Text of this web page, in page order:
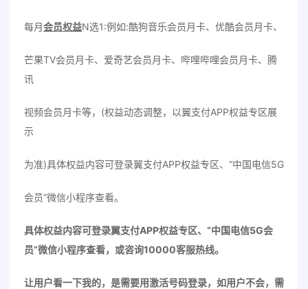
每月会员权益N选1:例如:酷狗音乐会员月卡、优酷会员月卡、
芒果TV会员月卡、爱奇艺会员月卡、哔哩哔哩会员月卡、腾
讯
视频会员月卡等，(权益动态调整，以翼支付APP权益专区展
示
为准)具体权益内容可登录翼支付APP权益专区、“中国电信5G
会员”微信小程序查看。
具体权益内容可登录翼支付APP权益专区、“中国电信5G会
员”微信小程序查看，或咨询10000客服热线。
让用户看一下我的，是需要用激活号码登录，如用户不会，需